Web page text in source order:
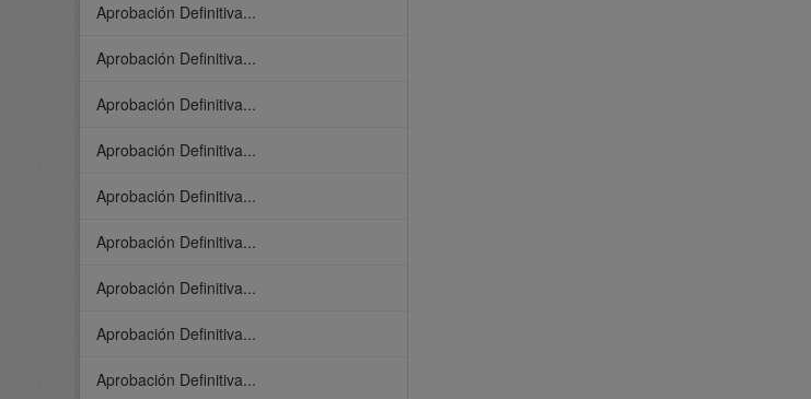
Aprobación Definitiva...
Aprobación Definitiva...
Aprobación Definitiva...
Aprobación Definitiva...
Aprobación Definitiva...
Aprobación Definitiva...
Aprobación Definitiva...
Aprobación Definitiva...
Aprobación Definitiva...